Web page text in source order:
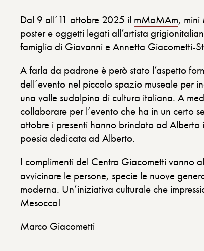
Dal 9 all’11 ottobre 2025 il mMoMAm, mini
poster e oggetti legati all’artista
famiglia di Giovanni e Annetta Giacometti-
A farla da padrone è però stato l’aspetto
dell’evento nel piccolo spazio museale per
una valle sudalpina di cultura italiana. A
collaborare per l’evento che ha in un certo
ottobre i presenti hanno brindato ad
poesia dedicata ad Alberto.
I complimenti del Centro Giacometti vanno
avvicinare le persone, specie le nuove
moderna. Un’iniziativa culturale che
Mesocco!
Marco Giacometti